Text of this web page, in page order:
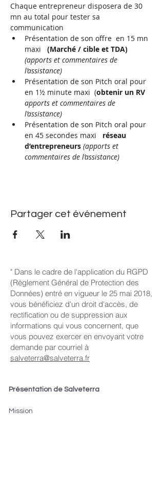
Chaque entrepreneur disposera de 30
mn au total pour tester sa
communication
Présentation de son offre en 15 mn
maxi (Marché / cible et TDA)
(apports et commentaires de
l’assistance)
Présentation de son Pitch oral pour
en 1½ minute maxi  (obtenir un RV
apports et commentaires de
l’assistance)
Présentation de son Pitch oral pour
en 45 secondes maxi réseau
d’entrepreneurs (apports et
commentaires de l’assistance)
Partager cet événement
" Dans le cadre de l'application du RGPD
(Règlement Général de Protection des
Données) entré en vigueur le 25 mai 2018,
vous bénéficiez d'un droit d'accès, de
rectification ou de suppression aux
informations qui vous concernent, que
vous pouvez exercer en envoyant votre
demande par courriel à
salveterra@salveterra.fr
Présentation de Salveterra
Mission